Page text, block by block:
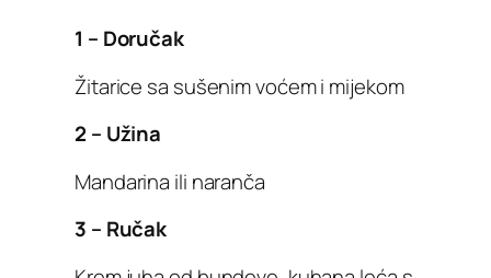
1 – Doručak
Žitarice sa sušenim voćem i mijekom
2 – Užina
Mandarina ili naranča
3 – Ručak